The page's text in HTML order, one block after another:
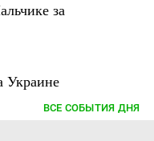
за
Украине
ВСЕ СОБЫТИЯ ДНЯ